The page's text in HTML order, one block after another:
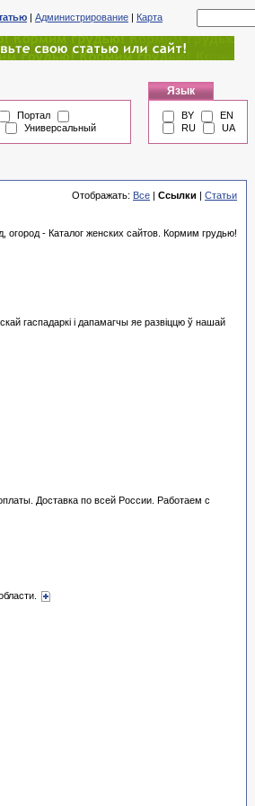
| Администрирование | Карта
Портал
Универсальный
Язык
BY
EN
RU
UA
Отображать: Все | Ссылки | Статьи
огород - Каталог женских сайтов. Кормим грудью!
гаспадаркі і дапамагчы яе развіццю ў нашай
Доставка по всей России. Работаем с